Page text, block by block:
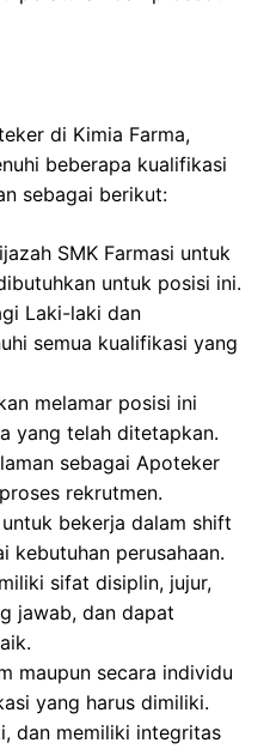
di Kimia Farma,
beberapa kualifikasi
sebagai berikut:
SMK Farmasi untuk
untuk posisi ini.
Laki-laki dan
semua kualifikasi yang
melamar posisi ini
yang telah ditetapkan.
sebagai Apoteker
rekrutmen.
bekerja dalam shift
kebutuhan perusahaan.
sifat disiplin, jujur,
jawab, dan dapat
maupun secara individu
yang harus dimiliki.
dan memiliki integritas